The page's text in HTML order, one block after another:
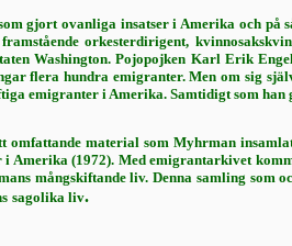
gjort ovan­liga insatser i Amerika och på
orkesterdirigent,
Washington. Pojopojken Karl Erik
flera hundra emigranter. Men om sig
emi­granter i Amerika. Samtidigt som
omfattande material som Myhrman
Amerika (1972). Med emi­grantarkivet
mångskiftande liv. Denna samling som
sagolika liv.